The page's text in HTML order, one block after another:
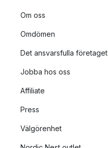
Om oss
Omdömen
Det ansvarsfulla företaget
Jobba hos oss
Affiliate
Press
Välgörenhet